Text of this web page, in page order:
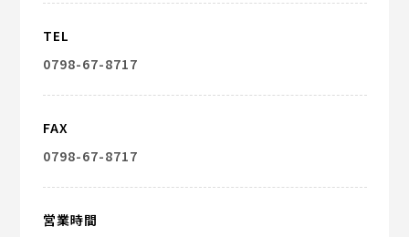
TEL
0798-67-8717
FAX
0798-67-8717
営業時間